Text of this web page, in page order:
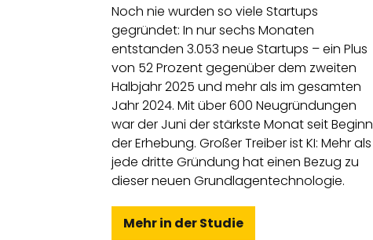
Noch nie wurden so viele Startups
gegründet: In nur sechs Monaten
entstanden 3.053 neue Startups – ein Plus
von 52 Prozent gegenüber dem zweiten
Halbjahr 2025 und mehr als im gesamten
Jahr 2024. Mit über 600 Neugründungen
war der Juni der stärkste Monat seit Beginn
der Erhebung. Großer Treiber ist KI: Mehr als
jede dritte Gründung hat einen Bezug zu
dieser neuen Grundlagentechnologie.
Mehr in der Studie